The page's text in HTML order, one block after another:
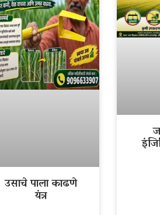
उसाचे पाला काढणे
यंत्र